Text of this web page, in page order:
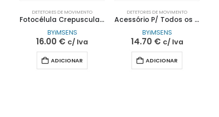
DETETORES DE MOVIMENTO
Fotocélula Crepuscular IMS| BYiMSENS
BYiMSENS
16.00 € c/ Iva
ADICIONAR
DETETORES DE MOVIMENTO
Acessório P/ Todos os Projetores Multi Mercurio – SENSOR| BYiMSENS
BYiMSENS
14.70 € c/ Iva
ADICIONAR